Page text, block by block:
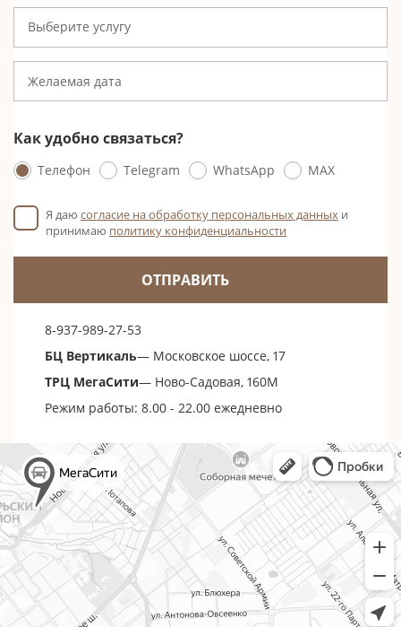
Выберите услугу
Как удобно связаться?
Телефон Telegram WhatsApp MAX
Я даю согласие на обработку персональных данных и
принимаю политику конфиденциальности
ОТПРАВИТЬ
8-937-989-27-53
БЦ Вертикаль— Московское шоссе, 17
ТРЦ МегаСити— Ново-Садовая, 160М
Режим работы: 8.00 - 22.00 ежедневно